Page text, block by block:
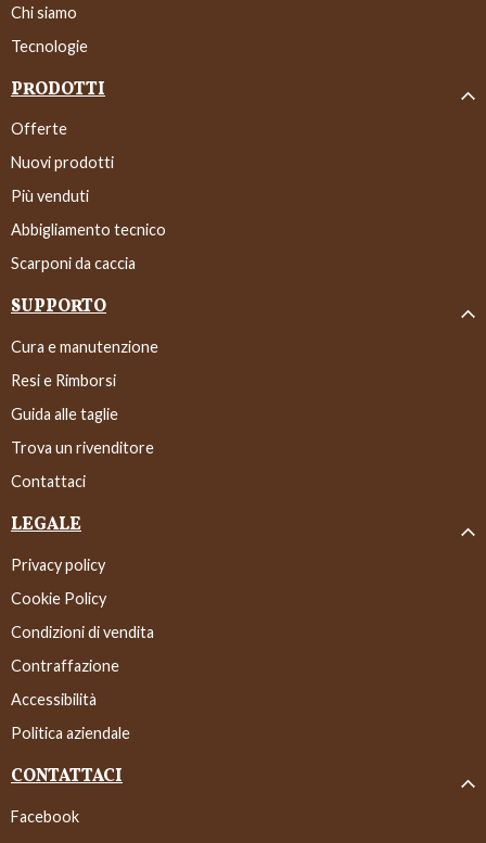
Chi siamo
Tecnologie
PRODOTTI
Offerte
Nuovi prodotti
Più venduti
Abbigliamento tecnico
Scarponi da caccia
SUPPORTO
Cura e manutenzione
Resi e Rimborsi
Guida alle taglie
Trova un rivenditore
Contattaci
LEGALE
Privacy policy
Cookie Policy
Condizioni di vendita
Contraffazione
Accessibilità
Politica aziendale
CONTATTACI
Facebook